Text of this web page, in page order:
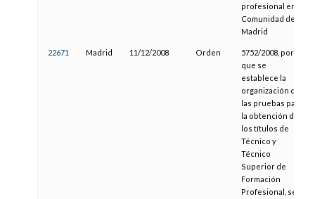
profesional en la
Comunidad de
Madrid
22671 Madrid 11/12/2008 Orden
5752/2008, por la
que se
establece la
organización de
las pruebas para
la obtención de
los títulos de
Técnico y
Técnico
Superior de
Formación
Profesional, se